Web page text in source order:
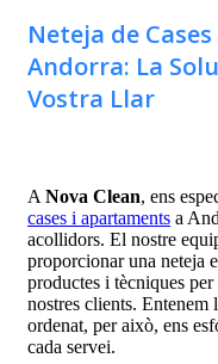
Neteja de
Andorra: La
Vostra Llar
A Nova Clean, ens
cases i apartaments a
acollidors. El nostre
proporcionar una neteja
productes i tècniques
nostres clients.
ordenat, per això, ens
cada servei.